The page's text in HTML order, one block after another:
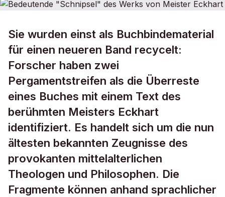
Bedeutende "Schnipsel" des Werks
von Meister Eckhart
Sie wurden einst als Buchbindematerial
für einen neueren Band recycelt:
Forscher haben zwei
Pergamentstreifen als die Überreste
eines Buches mit einem Text des
berühmten Meisters Eckhart
identifiziert. Es handelt sich um die nun
ältesten bekannten Zeugnisse des
provokanten mittelalterlichen
Theologen und Philosophen. Die
Fragmente können anhand sprachlicher